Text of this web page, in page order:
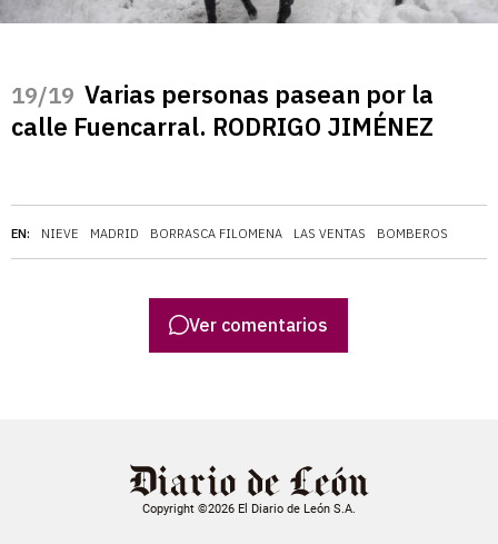
EN: NIEVE MADRID BORRASCA FILOMENA LAS VENTAS BOMBEROS
/19 Varias personas pasean por la
calle Fuencarral. RODRIGO JIMÉNEZ
Ver comentarios
Copyright ©2026 El Diario de León S.A.